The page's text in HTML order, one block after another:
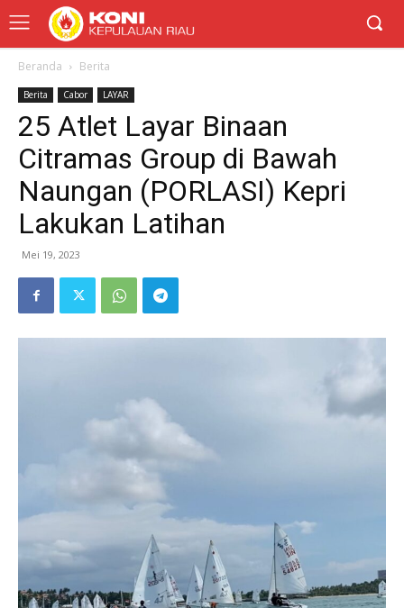
Beranda Berita
Berita Cabor LAYAR
25 Atlet Layar Binaan
Citramas Group di Bawah
Naungan (PORLASI) Kepri
Lakukan Latihan
Mei 19, 2023